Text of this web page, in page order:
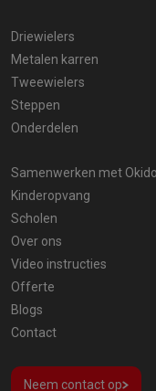
Driewielers
Metalen karren
Tweewielers
Steppen
Onderdelen
Samenwerken met Okido
Kinderopvang
Scholen
Over ons
Video instructies
Offerte
Blogs
Contact
Neem contact op